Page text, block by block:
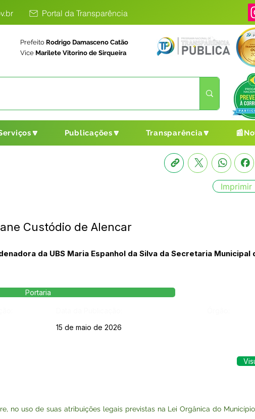
Portal da Transparência
Prefeito Rodrigo Damasceno Catão
Vice Marilete Vitorino de Sirqueira
Publicações🔽 Transparência🔽
Imprimir
Custódio de Alencar
da UBS Maria Espanhol da Silva da Secretaria Municipal
Portaria
15 de maio de 2026
no uso de suas atribuições legais previstas na Lei Orgânica do